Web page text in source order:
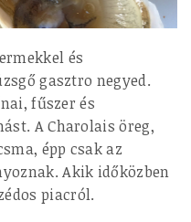
és
gasztro negyed.
fűszer és
A Charolais öreg,
épp csak az
Akik időközben
piacról.